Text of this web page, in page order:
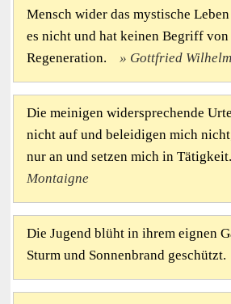
Mensch wider das mystische
es nicht und hat keinen Begriff
Regeneration.
Gottfried
Die meinigen widersprechende
nicht auf und beleidigen mich
nur an und setzen mich in
Montaigne
Die Jugend blüht in ihrem eignen
Sturm und Sonnenbrand geschützt.